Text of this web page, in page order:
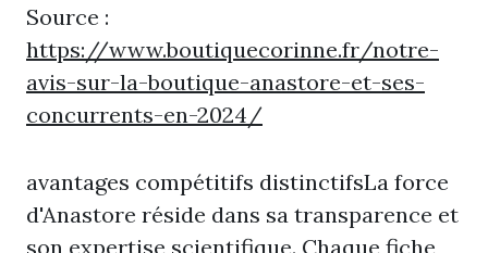
Source :
https://www.boutiquecorinne.fr/notre-
avis-sur-la-boutique-anastore-et-ses-
concurrents-en-2024/
avantages compétitifs distinctifsLa force
d'Anastore réside dans sa transparence et
son expertise scientifique. Chaque fiche